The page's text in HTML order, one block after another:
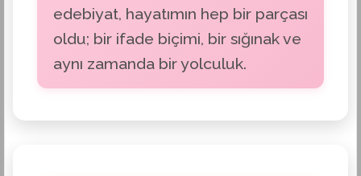
edebiyat, hayatımın hep bir parçası
oldu; bir ifade biçimi, bir sığınak ve
aynı zamanda bir yolculuk.